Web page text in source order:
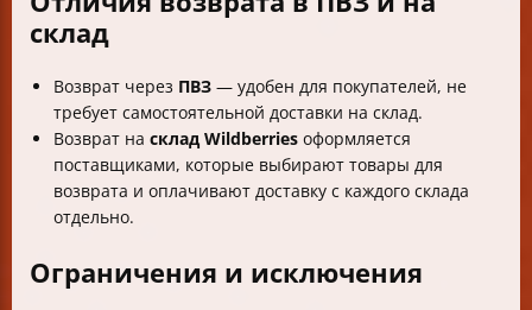
склад
Возврат через ПВЗ — удобен для покупателей, не
требует самостоятельной доставки на склад.
Возврат на склад Wildberries оформляется
поставщиками, которые выбирают товары для
возврата и оплачивают доставку с каждого склада
отдельно.
Ограничения и исключения